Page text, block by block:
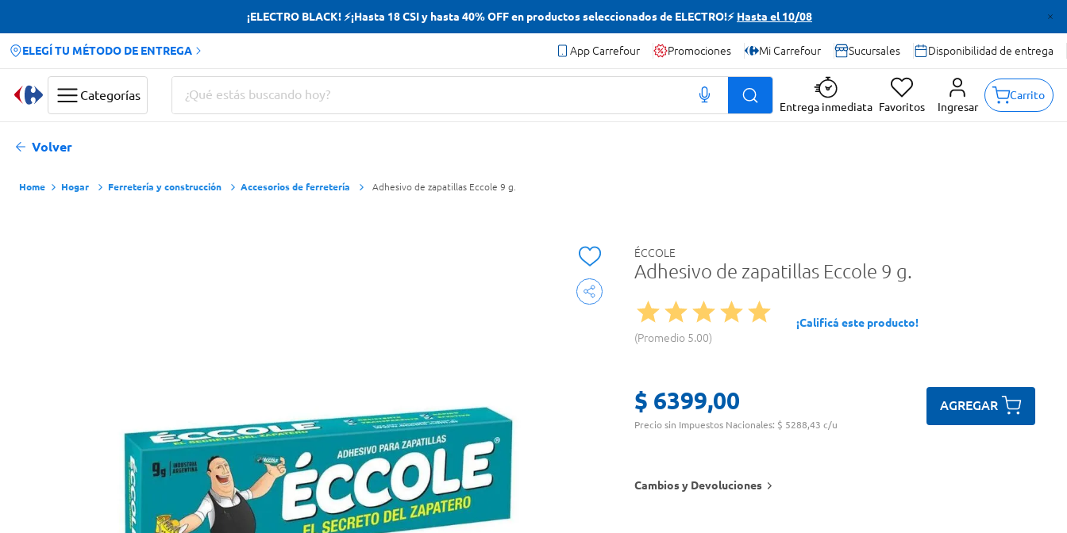
¡ELECTRO BLACK! ⚡¡Hasta 18 CSI y hasta 40% OFF en productos seleccionados de ELECTRO!⚡ Hasta el 10/08
ELEGÍ TU MÉTODO DE ENTREGA App Carrefour Promociones Mi Carrefour Sucursales Disponibilidad de entrega
Categorías
¿Qué estás buscando hoy?
Entrega inmediata Favoritos Ingresar
Carrito
Volver
Hogar Ferretería y construcción Accesorios de ferretería Adhesivo de zapatillas Eccole 9 g.
ÉCCOLE
Adhesivo de zapatillas Eccole 9 g.
Promedio 5.00
¡Calificá este producto!
$ 6399,00
Precio sin Impuestos Nacionales: $ 5288,43 c/u
AGREGAR
Cambios y Devoluciones
Términos más buscados